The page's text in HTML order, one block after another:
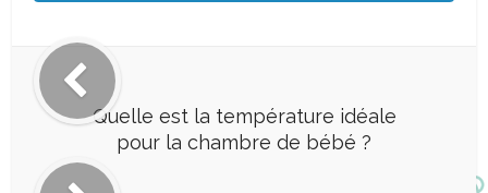
Quelle est la température idéale
pour la chambre de bébé ?